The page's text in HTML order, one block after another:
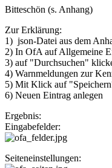
Bitteschön (s. Anhang)
Zur Erklärung:
1) json-Datei aus dem
2) In OfA auf Allgemeine
3) auf "Durchsuchen"
4) Warnmeldungen zur
5) Mit Klick auf
6) Neuen Eintrag anlegen
Ergebnis:
Eingabefelder:
Seiteneinstellungen: